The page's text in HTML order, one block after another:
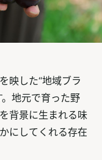
映した“地域ブラ
地元で育った野
背景に生まれる味
にしてくれる存在